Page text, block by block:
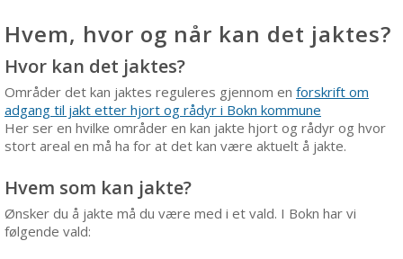
Hvem, hvor og når kan det jaktes?
Hvor kan det jaktes?
Områder det kan jaktes reguleres gjennom en forskrift om
adgang til jakt etter hjort og rådyr i Bokn kommune
Her ser en hvilke områder en kan jakte hjort og rådyr og hvor
stort areal en må ha for at det kan være aktuelt å jakte.
Hvem som kan jakte?
Ønsker du å jakte må du være med i et vald. I Bokn har vi
følgende vald: